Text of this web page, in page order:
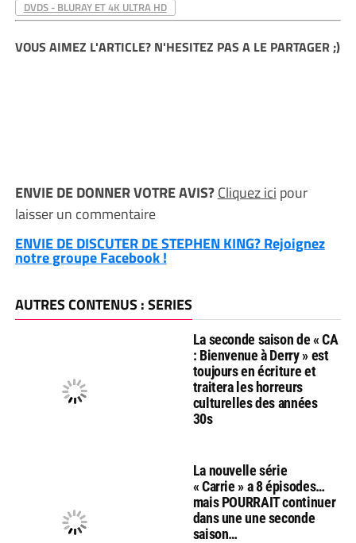
DVDS - BLURAY ET 4K ULTRA HD
VOUS AIMEZ L'ARTICLE? N'HESITEZ PAS A LE PARTAGER ;)
ENVIE DE DONNER VOTRE AVIS?Cliquez ici pour
laisser un commentaire
ENVIE DE DISCUTER DE STEPHEN KING? Rejoignez
notre groupe Facebook !
AUTRES CONTENUS : SERIES
La seconde saison de « CA
: Bienvenue à Derry » est
toujours en écriture et
traitera les horreurs
culturelles des années
30s
La nouvelle série
« Carrie » a 8 épisodes…
mais POURRAIT continuer
dans une une seconde
saison…